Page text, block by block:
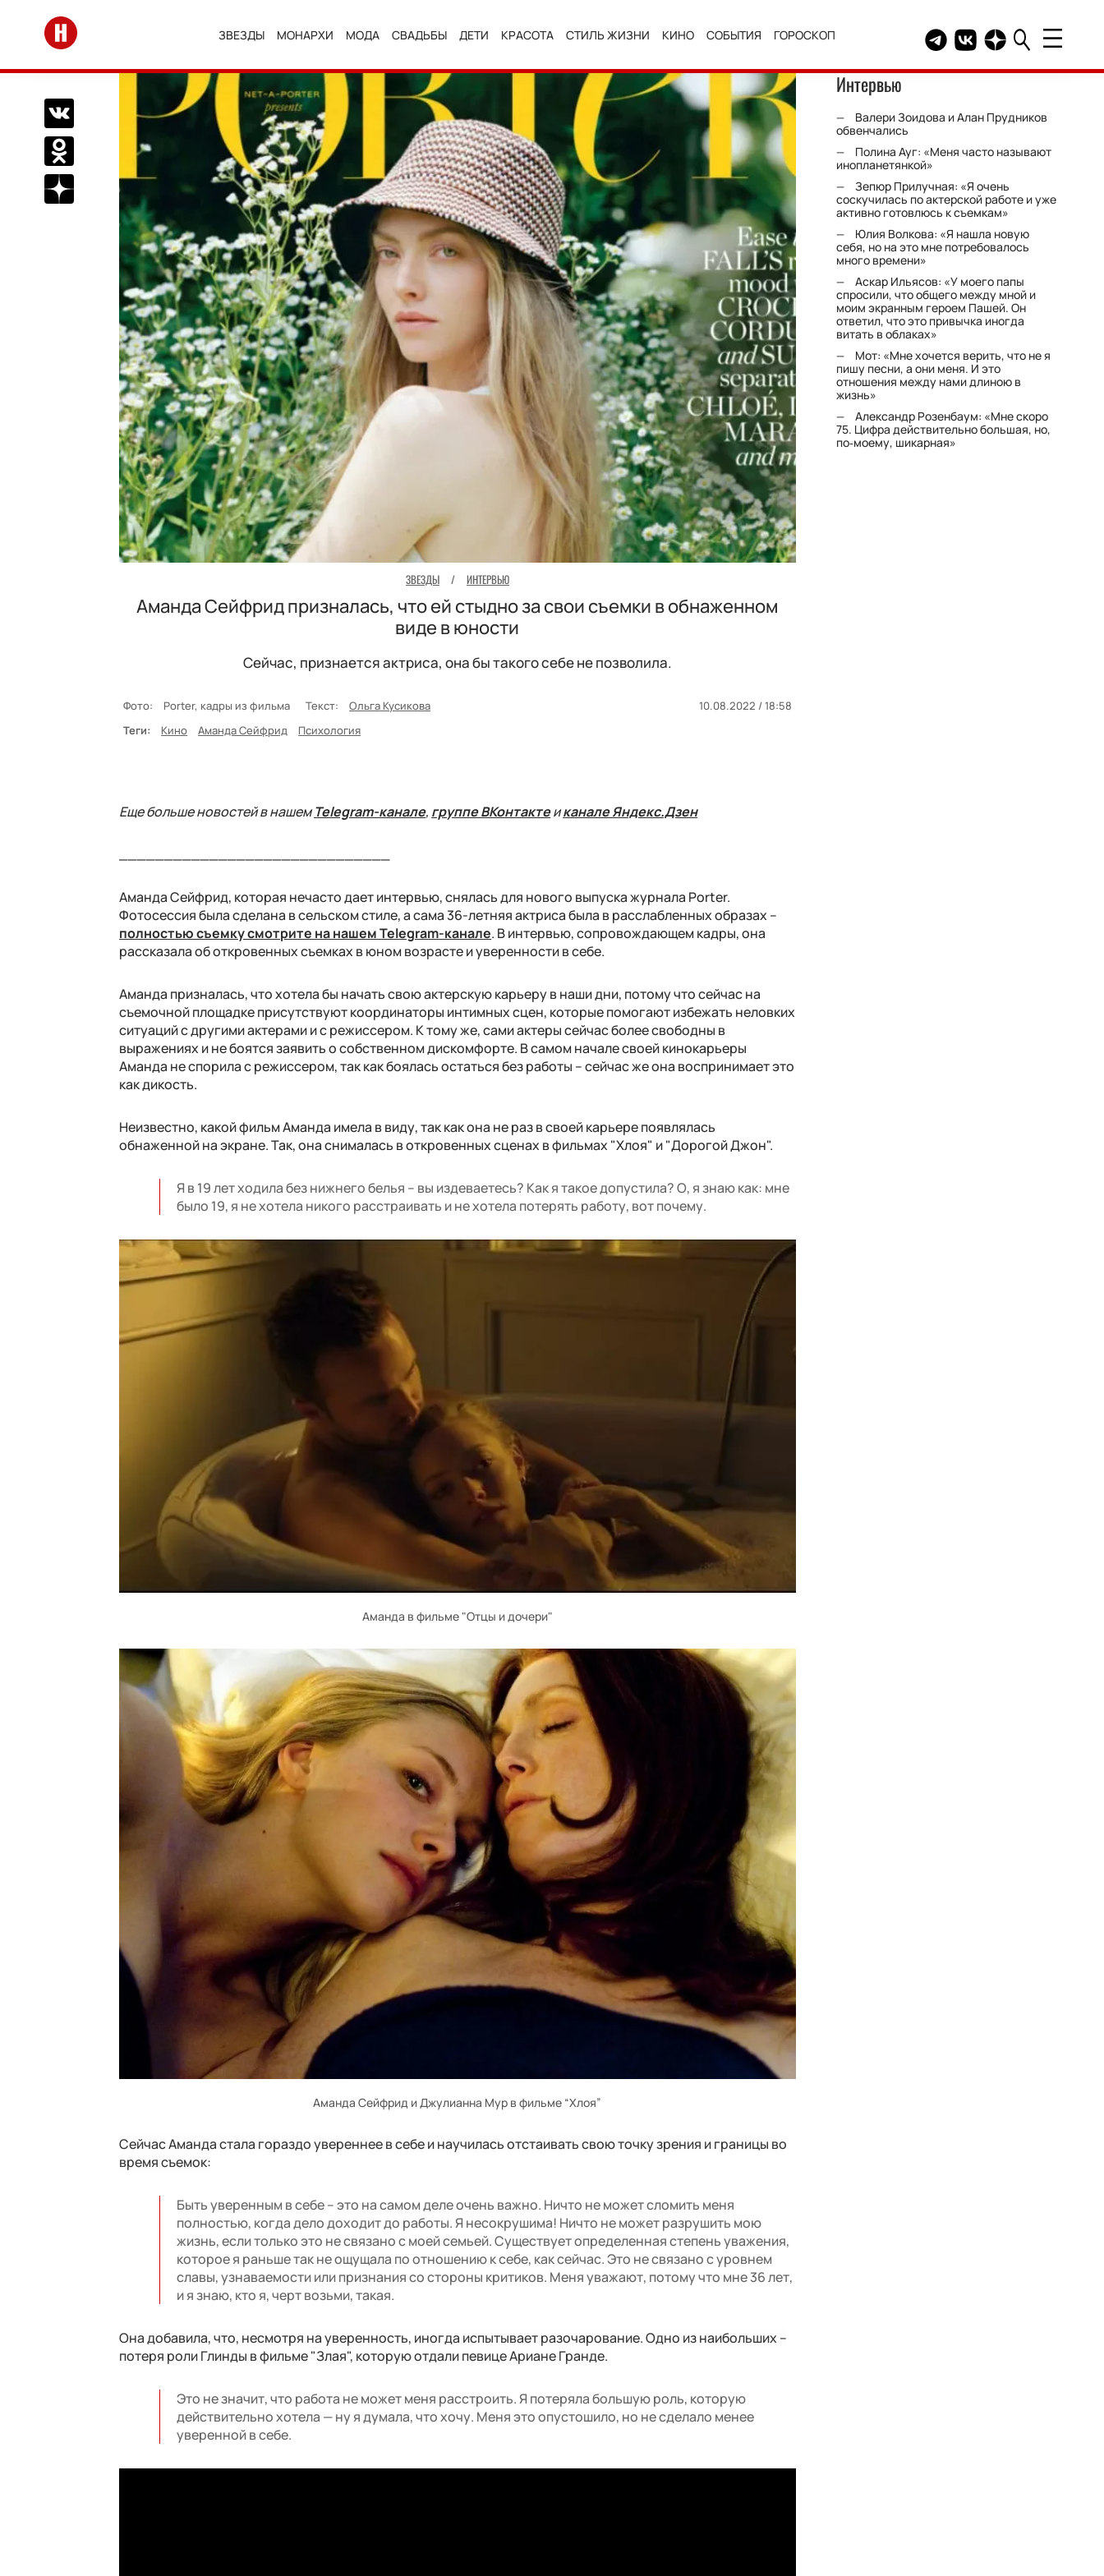
Перейти на главную
ЗВЕЗДЫ МОНАРХИ МОДА СВАДЬБЫ ДЕТИ КРАСОТА СТИЛЬ ЖИЗНИ КИНО СОБЫТИЯ ГОРОСКОП Telegram канал HELLO
Группа HELLO
Канал HELLO в
Поделиться Вконтакте
Поделиться в Одноклассниках
Подписаться на нас в Дзен
ЗВЕЗДЫ / ИНТЕРВЬЮ
Аманда Сейфрид призналась, что ей стыдно за свои съемки в обнаженном
виде в юности
Сейчас, признается актриса, она бы такого себе не позволила.
Фото: Porter, кадры из фильма Текст: Ольга Кусикова
10.08.2022 / 18:58
Теги:
Кино Аманда Сейфрид Психология
Еще больше новостей в нашемTelegram-канале, группе ВКонтактеиканале Яндекс.Дзен
Аманда Сейфрид, которая нечасто дает интервью, снялась для нового выпуска журнала Porter.
Фотосессия была сделана в сельском стиле, а сама 36-летняя актриса была в расслабленных образах –
полностью съемку смотрите на нашем Telegram-канале. В интервью, сопровождающем кадры, она
рассказала об откровенных съемках в юном возрасте и уверенности в себе.
Аманда призналась, что хотела бы начать свою актерскую карьеру в наши дни, потому что сейчас на
съемочной площадке присутствуют координаторы интимных сцен, которые помогают избежать неловких
ситуаций с другими актерами и с режиссером. К тому же, сами актеры сейчас более свободны в
выражениях и не боятся заявить о собственном дискомфорте. В самом начале своей кинокарьеры
Аманда не спорила с режиссером, так как боялась остаться без работы – сейчас же она воспринимает это
как дикость.
Неизвестно, какой фильм Аманда имела в виду, так как она не раз в своей карьере появлялась
обнаженной на экране. Так, она снималась в откровенных сценах в фильмах "Хлоя" и "Дорогой Джон".
Я в 19 лет ходила без нижнего белья – вы издеваетесь? Как я такое допустила? О, я знаю как: мне
было 19, я не хотела никого расстраивать и не хотела потерять работу, вот почему.
Аманда в фильме "Отцы и дочери"
Аманда Сейфрид и Джулианна Мур в фильме “Хлоя”
Сейчас Аманда стала гораздо увереннее в себе и научилась отстаивать свою точку зрения и границы во
время съемок:
Быть уверенным в себе – это на самом деле очень важно. Ничто не может сломить меня
полностью, когда дело доходит до работы. Я несокрушима! Ничто не может разрушить мою
жизнь, если только это не связано с моей семьей. Существует определенная степень уважения,
которое я раньше так не ощущала по отношению к себе, как сейчас. Это не связано с уровнем
славы, узнаваемости или признания со стороны критиков. Меня уважают, потому что мне 36 лет,
и я знаю, кто я, черт возьми, такая.
Она добавила, что, несмотря на уверенность, иногда испытывает разочарование. Одно из наибольших –
потеря роли Глинды в фильме "Злая", которую отдали певице Ариане Гранде.
Это не значит, что работа не может меня расстроить. Я потеряла большую роль, которую
действительно хотела — ну я думала, что хочу. Меня это опустошило, но не сделало менее
уверенной в себе.
Интервью
Валери Зоидова и Алан Прудников
обвенчались
Полина Ауг: «Меня часто называют
инопланетянкой»
Зепюр Прилучная: «Я очень
соскучилась по актерской работе и уже
активно готовлюсь к съемкам»
Юлия Волкова: «Я нашла новую
себя, но на это мне потребовалось
много времени»
Аскар Ильясов: «У моего папы
спросили, что общего между мной и
моим экранным героем Пашей. Он
ответил, что это привычка иногда
витать в облаках»
Мот: «Мне хочется верить, что не я
пишу песни, а они меня. И это
отношения между нами длиною в
жизнь»
Александр Розенбаум: «Мне скоро
75. Цифра действительно большая, но,
по‑моему, шикарная»